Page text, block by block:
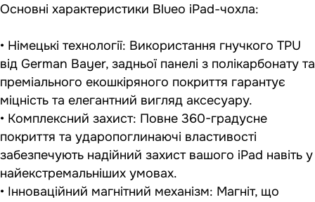
Основні характеристики Blueo iPad-чохла:
• Німецькі технології: Використання гнучкого TPU
від German Bayer, задньої панелі з полікарбонату та
преміального екошкіряного покриття гарантує
міцність та елегантний вигляд аксесуару.
• Комплексний захист: Повне 360-градусне
покриття та ударопоглинаючі властивості
забезпечують надійний захист вашого iPad навіть у
найекстремальніших умовах.
• Інноваційний магнітний механізм: Магніт, що